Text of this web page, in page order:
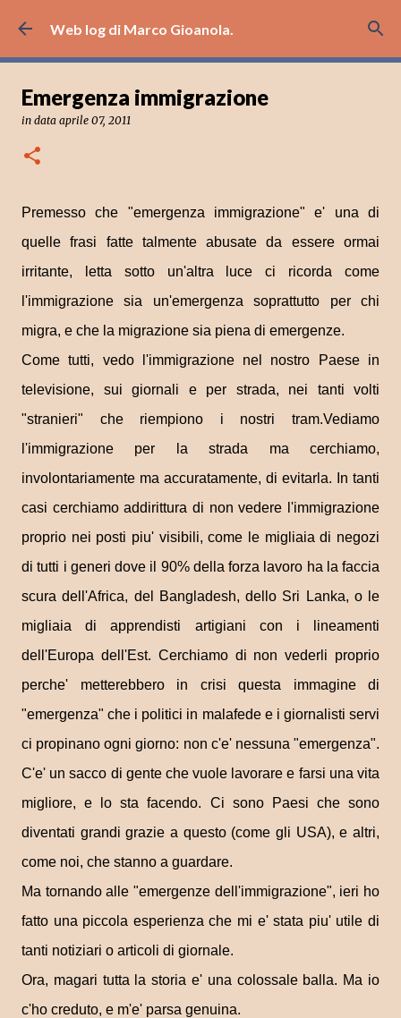
Passa ai contenuti principali
Web log di Marco Gioanola.
Emergenza immigrazione
in data aprile 07, 2011
Premesso che "emergenza immigrazione" e' una di
quelle frasi fatte talmente abusate da essere ormai
irritante, letta sotto un'altra luce ci ricorda come
l'immigrazione sia un'emergenza soprattutto per chi
migra, e che la migrazione sia piena di emergenze.
Come tutti, vedo l'immigrazione nel nostro Paese in
televisione, sui giornali e per strada, nei tanti volti
"stranieri" che riempiono i nostri tram.Vediamo
l'immigrazione per la strada ma cerchiamo,
involontariamente ma accuratamente, di evitarla. In tanti
casi cerchiamo addirittura di non vedere l'immigrazione
proprio nei posti piu' visibili, come le migliaia di negozi
di tutti i generi dove il 90% della forza lavoro ha la faccia
scura dell'Africa, del Bangladesh, dello Sri Lanka, o le
migliaia di apprendisti artigiani con i lineamenti
dell'Europa dell'Est. Cerchiamo di non vederli proprio
perche' metterebbero in crisi questa immagine di
"emergenza" che i politici in malafede e i giornalisti servi
ci propinano ogni giorno: non c'e' nessuna "emergenza".
C'e' un sacco di gente che vuole lavorare e farsi una vita
migliore, e lo sta facendo. Ci sono Paesi che sono
diventati grandi grazie a questo (come gli USA), e altri,
come noi, che stanno a guardare.
Ma tornando alle "emergenze dell'immigrazione", ieri ho
fatto una piccola esperienza che mi e' stata piu' utile di
tanti notiziari o articoli di giornale.
Ora, magari tutta la storia e' una colossale balla. Ma io
c'ho creduto, e m'e' parsa genuina.